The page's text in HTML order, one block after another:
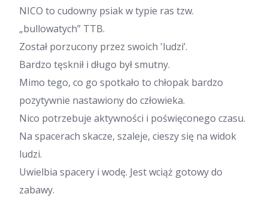
NICO to cudowny psiak w typie ras tzw.
„bullowatych” TTB.
Został porzucony przez swoich 'ludzi’.
Bardzo tęsknił i długo był smutny.
Mimo tego, co go spotkało to chłopak bardzo
pozytywnie nastawiony do człowieka.
Nico potrzebuje aktywności i poświęconego czasu.
Na spacerach skacze, szaleje, cieszy się na widok
ludzi.
Uwielbia spacery i wodę. Jest wciąż gotowy do
zabawy.